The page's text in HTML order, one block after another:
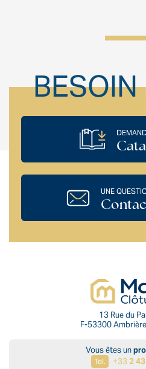
BESOIN
UNE
13 Rue du
F-53300
Vous êtes un
Tel. +33 2